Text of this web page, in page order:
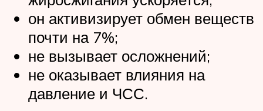
он активизирует обмен веществ
почти на 7%;
не вызывает осложнений;
не оказывает влияния на
давление и ЧСС.